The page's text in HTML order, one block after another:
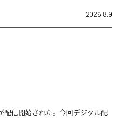
2026.8.9
配信開始された。今回デジタル配